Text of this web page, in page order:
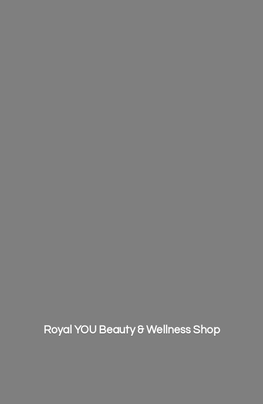
Royal YOU Beauty &Wellness Shop